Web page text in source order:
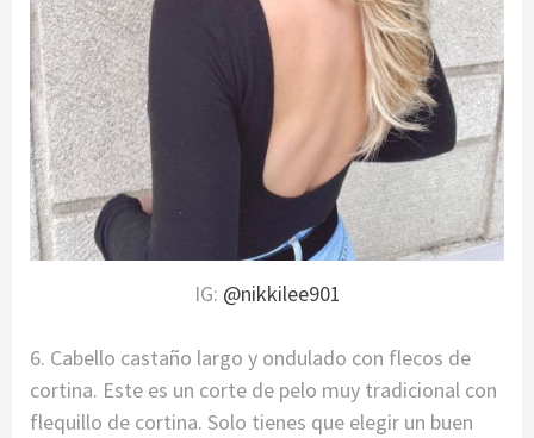
IG: @nikkilee901
6. Cabello castaño largo y ondulado con flecos de
cortina. Este es un corte de pelo muy tradicional con
flequillo de cortina. Solo tienes que elegir un buen